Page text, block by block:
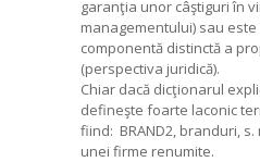
garanţia unor câştiguri în
managementului) sau este
componentă distinctă a
(perspectiva juridică).
Chiar dacă dicţionarul
defineşte foarte laconic
fiind: BRAND2, branduri,
unei firme renumite.